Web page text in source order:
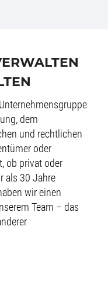
dem
und rechtlichen
oder
ob privat oder
als 30 Jahre
wir einen
Team – das